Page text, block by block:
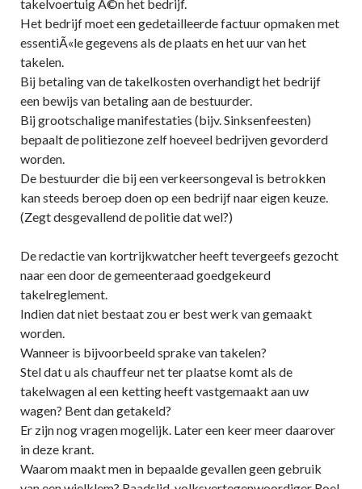
takelvoertuig Ã©n het bedrijf.
Het bedrijf moet een gedetailleerde factuur opmaken met
essentiÃ«le gegevens als de plaats en het uur van het
takelen.
Bij betaling van de takelkosten overhandigt het bedrijf
een bewijs van betaling aan de bestuurder.
Bij grootschalige manifestaties (bijv. Sinksenfeesten)
bepaalt de politiezone zelf hoeveel bedrijven gevorderd
worden.
De bestuurder die bij een verkeersongeval is betrokken
kan steeds beroep doen op een bedrijf naar eigen keuze.
(Zegt desgevallend de politie dat wel?)
De redactie van kortrijkwatcher heeft tevergeefs gezocht
naar een door de gemeenteraad goedgekeurd
takelreglement.
Indien dat niet bestaat zou er best werk van gemaakt
worden.
Wanneer is bijvoorbeeld sprake van takelen?
Stel dat u als chauffeur net ter plaatse komt als de
takelwagen al een ketting heeft vastgemaakt aan uw
wagen? Bent dan getakeld?
Er zijn nog vragen mogelijk. Later een keer meer daarover
in deze krant.
Waarom maakt men in bepaalde gevallen geen gebruik